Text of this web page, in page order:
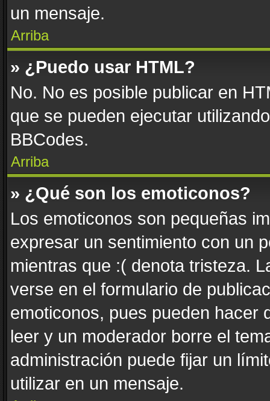
un mensaje.
Arriba
» ¿Puedo usar HTML?
No. No es posible publicar en
que se pueden ejecutar
BBCodes.
Arriba
» ¿Qué son los emoticonos?
Los emoticonos son pequeñas
expresar un sentimiento con un
mientras que :( denota tristeza.
verse en el formulario de
emoticonos, pues pueden hacer
leer y un moderador borre el
administración puede fijar un
utilizar en un mensaje.